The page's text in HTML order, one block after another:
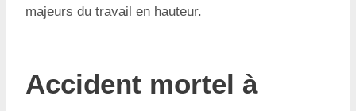
majeurs du travail en hauteur.
Accident mortel à